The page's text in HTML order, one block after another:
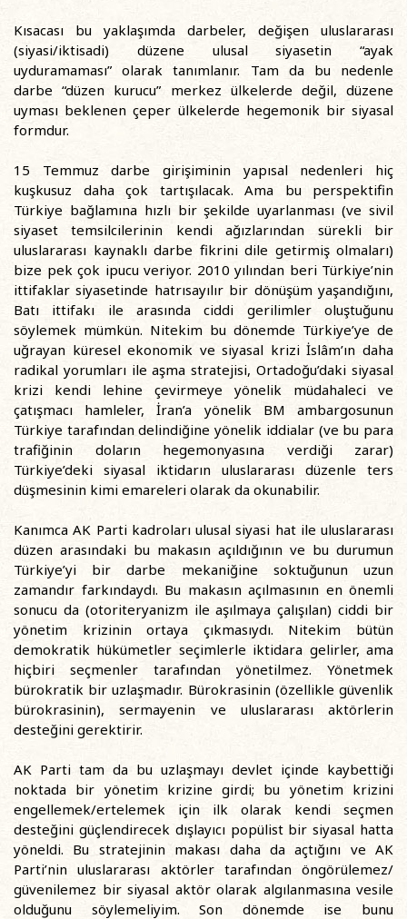
Kısacası bu yaklaşımda darbeler, değişen uluslararası
(siyasi/iktisadi) düzene ulusal siyasetin “ayak
uyduramaması” olarak tanımlanır. Tam da bu nedenle
darbe “düzen kurucu” merkez ülkelerde değil, düzene
uyması beklenen çeper ülkelerde hegemonik bir siyasal
formdur.
15 Temmuz darbe girişiminin yapısal nedenleri hiç
kuşkusuz daha çok tartışılacak. Ama bu perspektifin
Türkiye bağlamına hızlı bir şekilde uyarlanması (ve sivil
siyaset temsilcilerinin kendi ağızlarından sürekli bir
uluslararası kaynaklı darbe fikrini dile getirmiş olmaları)
bize pek çok ipucu veriyor. 2010 yılından beri Türkiye’nin
ittifaklar siyasetinde hatrısayılır bir dönüşüm yaşandığını,
Batı ittifakı ile arasında ciddi gerilimler oluştuğunu
söylemek mümkün. Nitekim bu dönemde Türkiye’ye de
uğrayan küresel ekonomik ve siyasal krizi İslâm’ın daha
radikal yorumları ile aşma stratejisi, Ortadoğu’daki siyasal
krizi kendi lehine çevirmeye yönelik müdahaleci ve
çatışmacı hamleler, İran’a yönelik BM ambargosunun
Türkiye tarafından delindiğine yönelik iddialar (ve bu para
trafiğinin doların hegemonyasına verdiği zarar)
Türkiye’deki siyasal iktidarın uluslararası düzenle ters
düşmesinin kimi emareleri olarak da okunabilir.
Kanımca AK Parti kadroları ulusal siyasi hat ile uluslararası
düzen arasındaki bu makasın açıldığının ve bu durumun
Türkiye’yi bir darbe mekaniğine soktuğunun uzun
zamandır farkındaydı. Bu makasın açılmasının en önemli
sonucu da (otoriteryanizm ile aşılmaya çalışılan) ciddi bir
yönetim krizinin ortaya çıkmasıydı. Nitekim bütün
demokratik hükümetler seçimlerle iktidara gelirler, ama
hiçbiri seçmenler tarafından yönetilmez. Yönetmek
bürokratik bir uzlaşmadır. Bürokrasinin (özellikle güvenlik
bürokrasinin), sermayenin ve uluslararası aktörlerin
desteğini gerektirir.
AK Parti tam da bu uzlaşmayı devlet içinde kaybettiği
noktada bir yönetim krizine girdi; bu yönetim krizini
engellemek/ertelemek için ilk olarak kendi seçmen
desteğini güçlendirecek dışlayıcı popülist bir siyasal hatta
yöneldi. Bu stratejinin makası daha da açtığını ve AK
Parti’nin uluslararası aktörler tarafından öngörülemez/
güvenilemez bir siyasal aktör olarak algılanmasına vesile
olduğunu söylemeliyim. Son dönemde ise bunu